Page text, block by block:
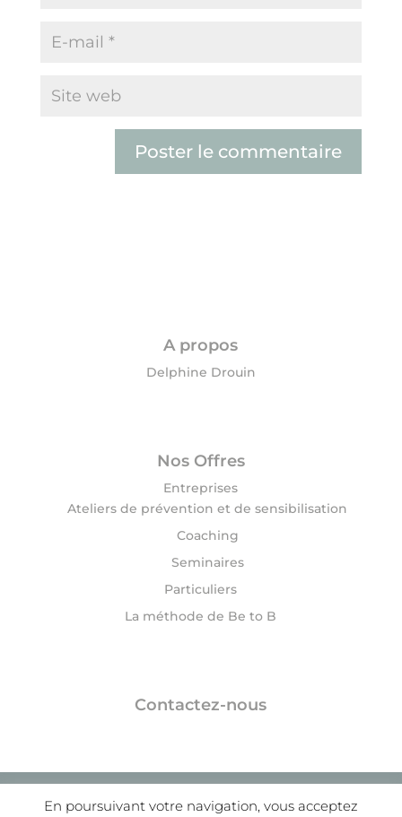
A propos
Delphine Drouin
Nos Offres
Entreprises
Ateliers de prévention et de sensibilisation
Coaching
Seminaires
Particuliers
La méthode de Be to B
Contactez-nous
© 2020 Be to B | Delphine DROUIN |Mentions
En poursuivant votre navigation, vous acceptez